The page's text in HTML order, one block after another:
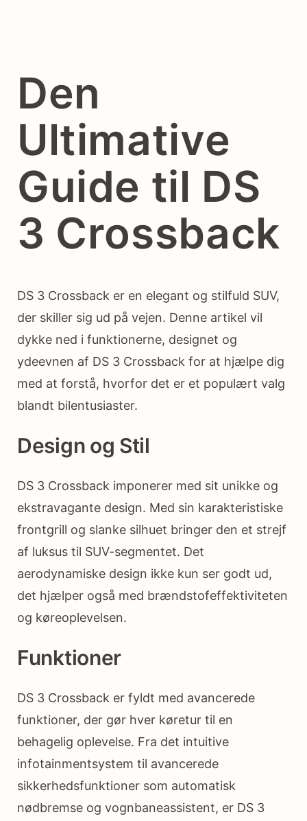
Den
Ultimative
Guide til DS
3 Crossback
DS 3 Crossback er en elegant og stilfuld SUV,
der skiller sig ud på vejen. Denne artikel vil
dykke ned i funktionerne, designet og
ydeevnen af DS 3 Crossback for at hjælpe dig
med at forstå, hvorfor det er et populært valg
blandt bilentusiaster.
Design og Stil
DS 3 Crossback imponerer med sit unikke og
ekstravagante design. Med sin karakteristiske
frontgrill og slanke silhuet bringer den et strejf
af luksus til SUV-segmentet. Det
aerodynamiske design ikke kun ser godt ud,
det hjælper også med brændstofeffektiviteten
og køreoplevelsen.
Funktioner
DS 3 Crossback er fyldt med avancerede
funktioner, der gør hver køretur til en
behagelig oplevelse. Fra det intuitive
infotainmentsystem til avancerede
sikkerhedsfunktioner som automatisk
nødbremse og vognbaneassistent, er DS 3